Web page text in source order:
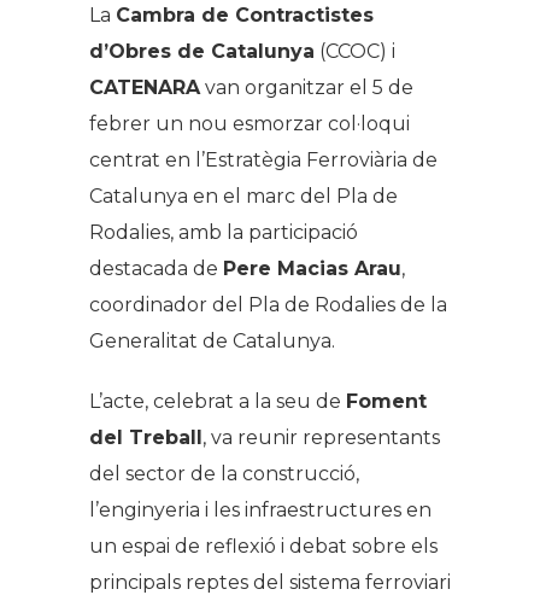
La Cambra de Contractistes
d’Obres de Catalunya (CCOC) i
CATENARA van organitzar el 5 de
febrer un nou esmorzar col·loqui
centrat en l’Estratègia Ferroviària de
Catalunya en el marc del Pla de
Rodalies, amb la participació
destacada de Pere Macias Arau,
coordinador del Pla de Rodalies de la
Generalitat de Catalunya.
L’acte, celebrat a la seu de Foment
del Treball, va reunir representants
del sector de la construcció,
l’enginyeria i les infraestructures en
un espai de reflexió i debat sobre els
principals reptes del sistema ferroviari